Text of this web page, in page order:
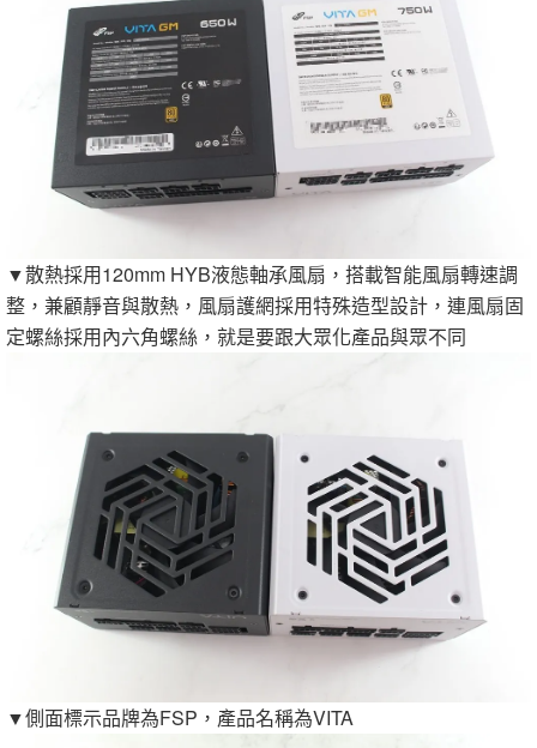
▼散熱採用120mm HYB液態軸承風扇，搭載智能風扇轉速調
整，兼顧靜音與散熱，風扇護網採用特殊造型設計，連風扇固
定螺絲採用內六角螺絲，就是要跟大眾化產品與眾不同
▼側面標示品牌為FSP，產品名稱為VITA